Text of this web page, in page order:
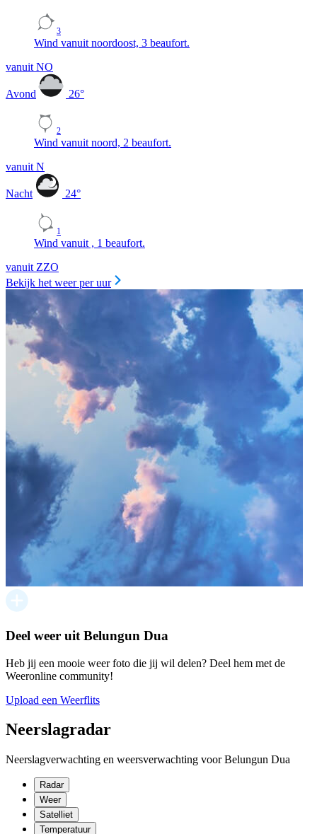
3
Wind vanuit noordoost, 3 beaufort.
vanuit NO
Avond 26°
2
Wind vanuit noord, 2 beaufort.
vanuit N
Nacht 24°
1
Wind vanuit , 1 beaufort.
vanuit ZZO
Bekijk het weer per uur
Deel weer uit Belungun Dua
Heb jij een mooie weer foto die jij wil delen? Deel hem met de
Weeronline community!
Upload een Weerflits
Neerslagradar
Neerslagverwachting en weersverwachting voor Belungun Dua
Radar
Weer
Satelliet
Temperatuur